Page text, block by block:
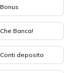
Bonus
Che Banca!
Conti deposito